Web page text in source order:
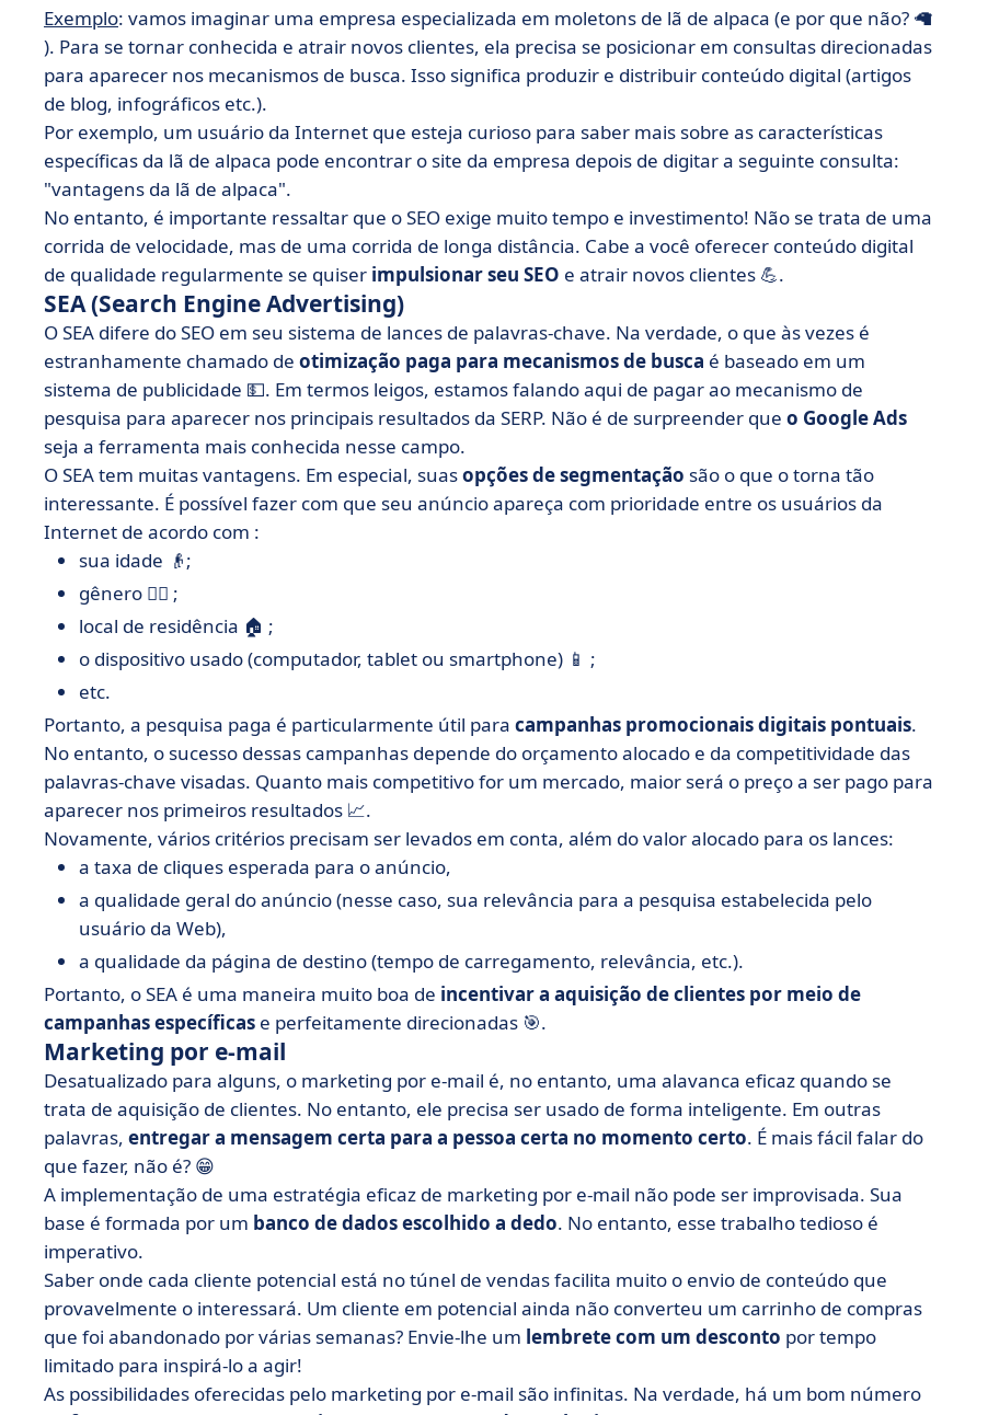
Exemplo: vamos imaginar uma empresa especializada em moletons de lã de alpaca (e por que não? 🦙
). Para se tornar conhecida e atrair novos clientes, ela precisa se posicionar em consultas direcionadas
para aparecer nos mecanismos de busca. Isso significa produzir e distribuir conteúdo digital (artigos
de blog, infográficos etc.).
Por exemplo, um usuário da Internet que esteja curioso para saber mais sobre as características
específicas da lã de alpaca pode encontrar o site da empresa depois de digitar a seguinte consulta:
"vantagens da lã de alpaca".
No entanto, é importante ressaltar que o SEO exige muito tempo e investimento! Não se trata de uma
corrida de velocidade, mas de uma corrida de longa distância. Cabe a você oferecer conteúdo digital
de qualidade regularmente se quiser impulsionar seu SEO e atrair novos clientes 💪.
SEA (Search Engine Advertising)
O SEA difere do SEO em seu sistema de lances de palavras-chave. Na verdade, o que às vezes é
estranhamente chamado de otimização paga para mecanismos de busca é baseado em um
sistema de publicidade 💵. Em termos leigos, estamos falando aqui de pagar ao mecanismo de
pesquisa para aparecer nos principais resultados da SERP. Não é de surpreender que o Google Ads
seja a ferramenta mais conhecida nesse campo.
O SEA tem muitas vantagens. Em especial, suasopções de segmentação são o que o torna tão
interessante. É possível fazer com que seu anúncio apareça com prioridade entre os usuários da
Internet de acordo com :
sua idade 👴;
gênero 💁‍♀️ ;
local de residência 🏠 ;
o dispositivo usado (computador, tablet ou smartphone) 📱 ;
etc.
Portanto, a pesquisa paga é particularmente útil para campanhas promocionais digitais pontuais.
No entanto, o sucesso dessas campanhas depende do orçamento alocado e da competitividade das
palavras-chave visadas. Quanto mais competitivo for um mercado, maior será o preço a ser pago para
aparecer nos primeiros resultados 📈.
Novamente, vários critérios precisam ser levados em conta, além do valor alocado para os lances:
a taxa de cliques esperada para o anúncio,
a qualidade geral do anúncio (nesse caso, sua relevância para a pesquisa estabelecida pelo
usuário da Web),
a qualidade da página de destino (tempo de carregamento, relevância, etc.).
Portanto, o SEA é uma maneira muito boa de incentivar a aquisição de clientes por meio de
campanhas específicas e perfeitamente direcionadas 🎯.
Marketing por e-mail
Desatualizado para alguns, o marketing por e-mail é, no entanto, uma alavanca eficaz quando se
trata de aquisição de clientes. No entanto, ele precisa ser usado de forma inteligente. Em outras
palavras, entregar a mensagem certa para a pessoa certa no momento certo. É mais fácil falar do
que fazer, não é? 😁
A implementação de uma estratégia eficaz de marketing por e-mail não pode ser improvisada. Sua
base é formada por um banco de dados escolhido a dedo. No entanto, esse trabalho tedioso é
imperativo.
Saber onde cada cliente potencial está no túnel de vendas facilita muito o envio de conteúdo que
provavelmente o interessará. Um cliente em potencial ainda não converteu um carrinho de compras
que foi abandonado por várias semanas? Envie-lhe um lembrete com um desconto por tempo
limitado para inspirá-lo a agir!
As possibilidades oferecidas pelo marketing por e-mail são infinitas. Na verdade, há um bom número